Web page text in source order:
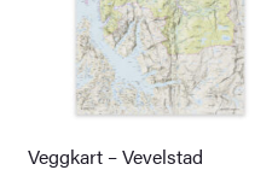
Veggkart – Vevelstad